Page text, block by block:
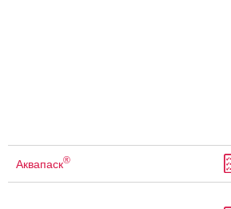
Аквапаск®